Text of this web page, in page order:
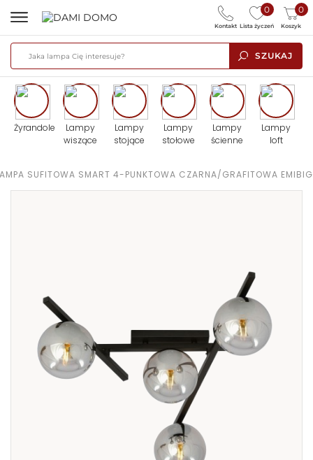
SZUKAJ
0
Lista życzeń
0
Koszyk
Kontakt
Żyrandole
Lampy
wiszące
Lampy
stojące
Lampy
stołowe
Lampy
ścienne
Lampy
loft
SUFITOWA SMART 4-PUNKTOWA CZARNA/GRAFITOWA EMIBIG